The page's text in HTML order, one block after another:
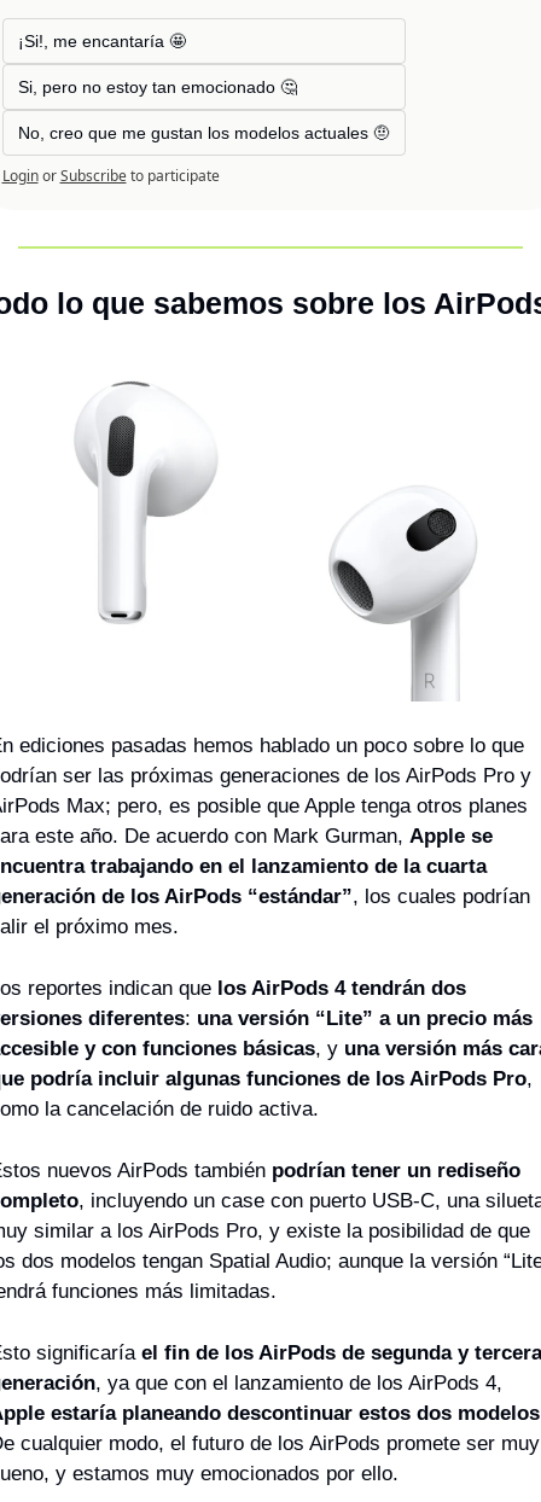
¡Si!, me encantaría 🤩
Si, pero no estoy tan emocionado 🤔
No, creo que me gustan los modelos actuales 🤨
Login or Subscribe to participate
lo que sabemos sobre los
ediciones pasadas hemos hablado un poco sobre lo que
ser las próximas generaciones de los AirPods Pro y
Max; pero, es posible que Apple tenga otros planes
este año. De acuerdo con Mark Gurman, Apple se
trabajando en el lanzamiento de la cuarta
de los AirPods “estándar”, los cuales podrían
el próximo mes.
reportes indican que los AirPods 4 tendrán dos
diferentes: una versión “Lite” a un precio más
y con funciones básicas, y una versión más
podría incluir algunas funciones de los AirPods Pro,
la cancelación de ruido activa.
nuevos AirPods también podrían tener un rediseño
, incluyendo un case con puerto USB-C, una
similar a los AirPods Pro, y existe la posibilidad de que
dos modelos tengan Spatial Audio; aunque la versión
funciones más limitadas.
significaría el fin de los AirPods de segunda y tercera
estaría planeando descontinuar estos dos modelos
cualquier modo, el futuro de los AirPods promete ser muy
y estamos muy emocionados por ello.